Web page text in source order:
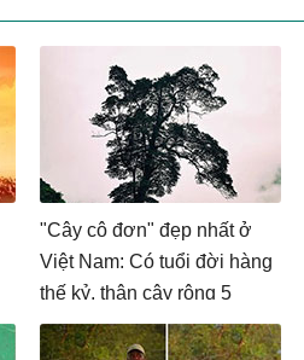
"Cây cô đơn" đẹp nhất ở
Việt Nam: Có tuổi đời hàng
thế kỷ, thân cây rộng 5
người ôm không hết